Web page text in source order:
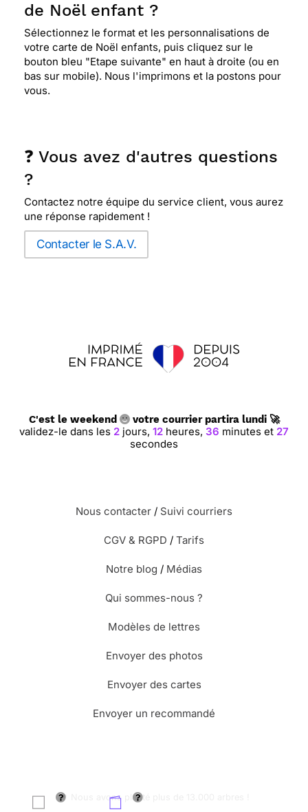
de Noël enfant ?
Sélectionnez le format et les personnalisations de
votre carte de Noël enfants, puis cliquez sur le
bouton bleu "Etape suivante" en haut à droite (ou en
bas sur mobile). Nous l'imprimons et la postons pour
vous.
❓ Vous avez d'autres questions
?
Contactez notre équipe du service client, vous aurez
une réponse rapidement !
Contacter le S.A.V.
C'est le weekend votre courrier partira lundi 🚀
validez-le dans les 2 jours, 12 heures, 36 minutes et 27
secondes
Nous contacter / Suivi courriers
CGV & RGPD / Tarifs
Notre blog / Médias
Qui sommes-nous ?
Modèles de lettres
Envoyer des photos
Envoyer des cartes
Envoyer un recommandé
🌳 Nous avons planté plus de 13.000 arbres !